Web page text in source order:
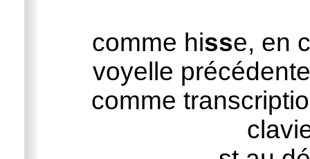
comme hisse, en
voyelle
comme